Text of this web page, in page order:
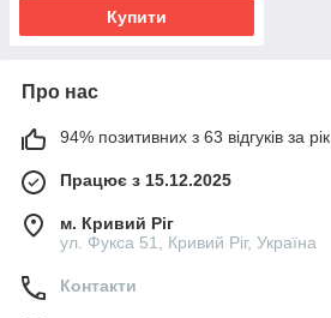
Купити
Про нас
94% позитивних з 63 відгуків за рік
Працює з 15.12.2025
м. Кривий Ріг
ул. Фукса 51, Кривий Ріг, Україна
Контакти